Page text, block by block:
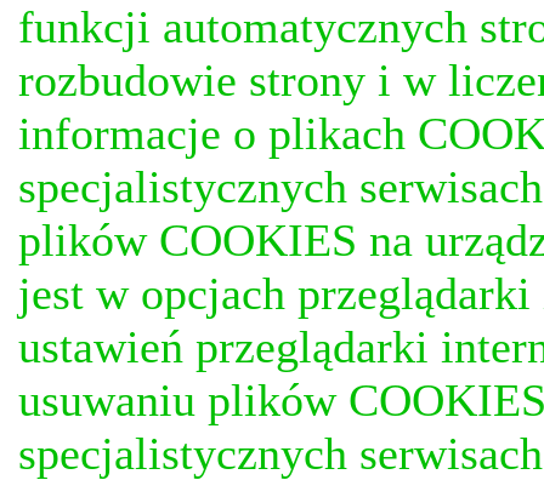
funkcji automatycznych
rozbudowie strony i w
informacje o plikach
specjalistycznych
plików COOKIES na
jest w opcjach
ustawień przeglądarki
usuwaniu plików
specjalistycznych